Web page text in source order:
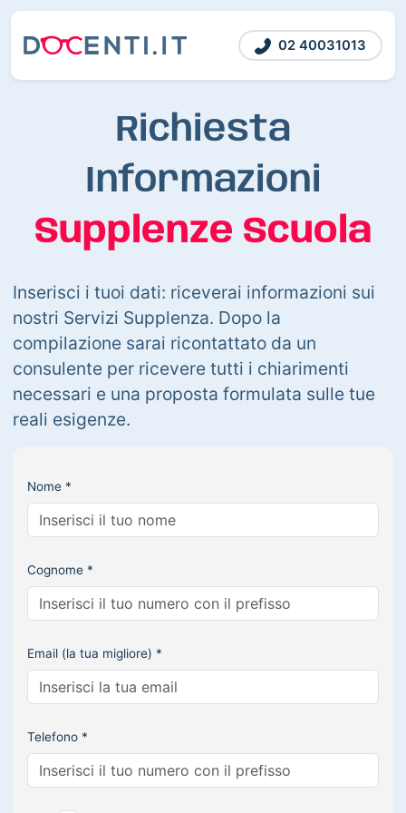
02 40031013
Richiesta
Informazioni
Supplenze Scuola
Inserisci i tuoi dati: riceverai informazioni sui
nostri Servizi Supplenza. Dopo la
compilazione sarai ricontattato da un
consulente per ricevere tutti i chiarimenti
necessari e una proposta formulata sulle tue
reali esigenze.
Nome *
Cognome *
Email (la tua migliore) *
Telefono *